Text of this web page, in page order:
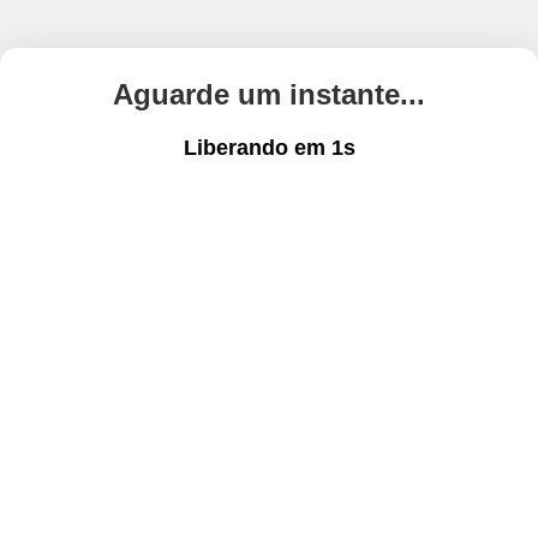
Aguarde um instante...
Liberando em 1s